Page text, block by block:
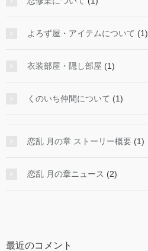
よろず屋・アイテムについて (1)
衣装部屋・隠し部屋 (1)
くのいち仲間について (1)
恋乱 月の章 ストーリー概要 (1)
恋乱 月の章ニュース (2)
最近のコメント